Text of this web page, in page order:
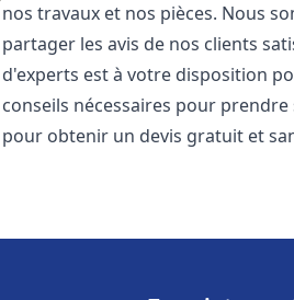
nos travaux et nos pièces. Nous
partager les avis de nos clients
d'experts est à votre disposition
conseils nécessaires pour
pour obtenir un devis gratuit et